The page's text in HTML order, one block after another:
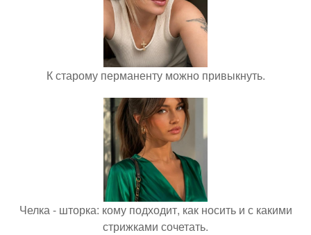
К старому перманенту можно привыкнуть.
Челка - шторка: кому подходит, как носить и с какими
стрижками сочетать.